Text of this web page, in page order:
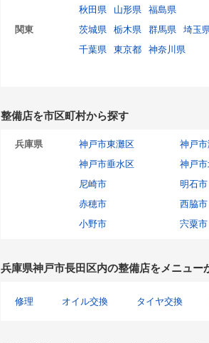
秋田県
山形県
福島県
関東
茨城県 栃木県 群馬県
埼玉
千葉県
東京都 神奈川県
整備店を市区町村から探す
兵庫県 神戸市東灘区 神戸
神戸市垂水区
神戸
尼崎市
明石市
赤穂市
西脇市
小野市
宍粟市
兵庫県神戸市長田区内の整備店をメニュー
修理 オイル交換 タイヤ交換